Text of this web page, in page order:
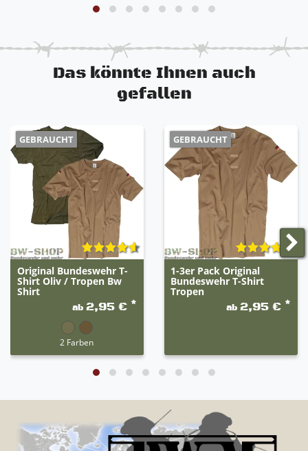
Meindl Multigrip® MTH® Sohle
Einstieg
Eindringen von Sand und Kriechtieren wird
durch spezielle Nähte verhindert
extrem widerstandsfähig uns sehr robust
Das könnte Ihnen auch
gefallen
GEBRAUCHT
Original Bundeswehr T-
Shirt Oliv / Tropen Bw
Shirt
ab 2,95 € *
2 Farben
GEBRAUCHT
1-3er Pack Original
Bundeswehr T-Shirt
Tropen
ab 2,95 € *